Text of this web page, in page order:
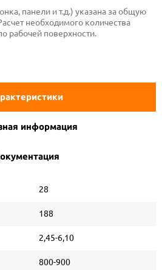
панели и т.д.) указана за общую
необходимого количества
рабочей поверхности.
информация
28
188
2,45-6,10
800-900